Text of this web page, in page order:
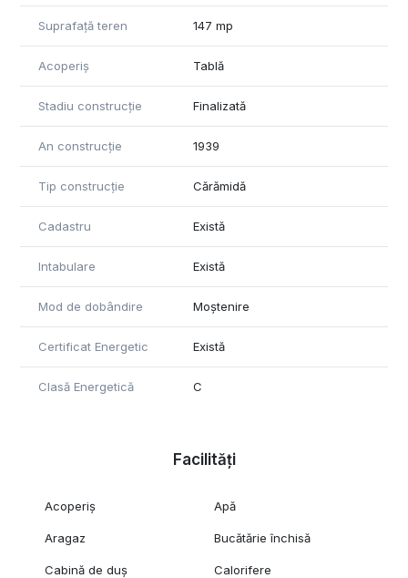
Suprafață teren 147 mp
Acoperiș Tablă
Stadiu construcție Finalizată
An construcție 1939
Tip construcție Cărămidă
Cadastru Există
Intabulare Există
Mod de dobândire Moștenire
Certificat Energetic Există
Clasă Energetică C
Facilități
Acoperiș Apă
Aragaz Bucătărie închisă
Cabină de duș Calorifere